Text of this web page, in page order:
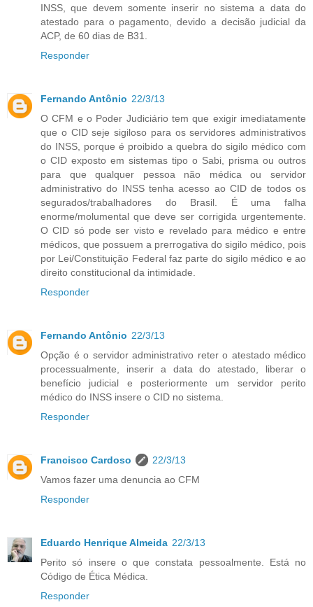
INSS, que devem somente inserir no sistema a data do
atestado para o pagamento, devido a decisão judicial da
ACP, de 60 dias de B31.
Responder
Fernando Antônio 22/3/13
O CFM e o Poder Judiciário tem que exigir imediatamente
que o CID seje sigiloso para os servidores administrativos
do INSS, porque é proibido a quebra do sigilo médico com
o CID exposto em sistemas tipo o Sabi, prisma ou outros
para que qualquer pessoa não médica ou servidor
administrativo do INSS tenha acesso ao CID de todos os
segurados/trabalhadores do Brasil. É uma falha
enorme/molumental que deve ser corrigida urgentemente.
O CID só pode ser visto e revelado para médico e entre
médicos, que possuem a prerrogativa do sigilo médico, pois
por Lei/Constituição Federal faz parte do sigilo médico e ao
direito constitucional da intimidade.
Responder
Fernando Antônio 22/3/13
Opção é o servidor administrativo reter o atestado médico
processualmente, inserir a data do atestado, liberar o
benefício judicial e posteriormente um servidor perito
médico do INSS insere o CID no sistema.
Responder
Francisco Cardoso
22/3/13
Vamos fazer uma denuncia ao CFM
Responder
Eduardo Henrique Almeida 22/3/13
Perito só insere o que constata pessoalmente. Está no
Código de Ética Médica.
Responder